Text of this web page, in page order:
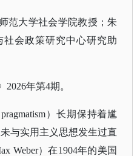
范大学社会学院教授；朱
会政策研究中心研究助
2026年第4期。
pragmatism）长期保持着尴
与实用主义思想发生过直
Weber）在1904年的美国